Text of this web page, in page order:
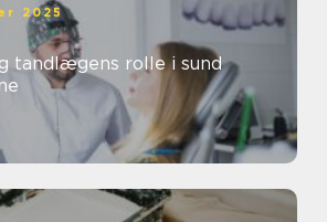
2025
tandlægens rolle i sund